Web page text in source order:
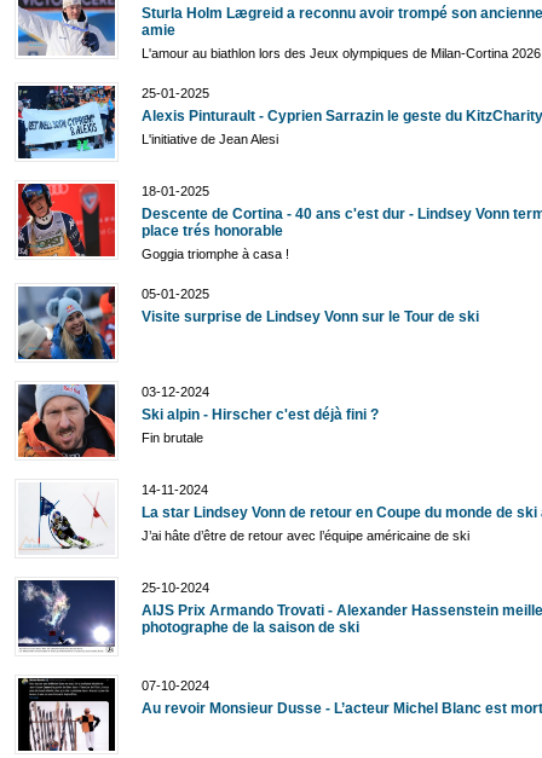
Sturla Holm Lægreid a reconnu avoir trompé son
amie
L'amour au biathlon lors des Jeux olympiques de Milan-Cortina 2026
25-01-2025
Alexis Pinturault - Cyprien Sarrazin le geste du
L'initiative de Jean Alesi
18-01-2025
Descente de Cortina - 40 ans c'est dur - Lindsey Vonn
place trés honorable
Goggia triomphe à casa !
05-01-2025
Visite surprise de Lindsey Vonn sur le Tour de ski
03-12-2024
Ski alpin - Hirscher c'est déjà fini ?
Fin brutale
14-11-2024
La star Lindsey Vonn de retour en Coupe du monde de ski
J’ai hâte d’être de retour avec l’équipe américaine de ski
25-10-2024
AIJS Prix Armando Trovati - Alexander Hassenstein
photographe de la saison de ski
07-10-2024
Au revoir Monsieur Dusse - L’acteur Michel Blanc est mort